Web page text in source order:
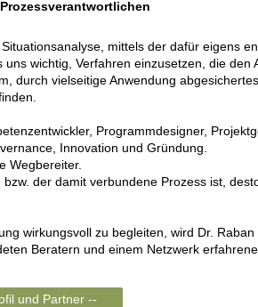
mittels der dafür eigens
wichtig, Verfahren einzusetzen, die den
durch vielseitige Anwendung
Programmdesigner,
Innovation und Gründung.
Wegbereiter.
der damit verbundene Prozess ist,
wirkungsvoll zu begleiten, wird Dr.
Beratern und einem Netzwerk
und Partner --